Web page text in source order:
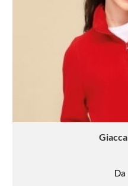
Giacca
Da